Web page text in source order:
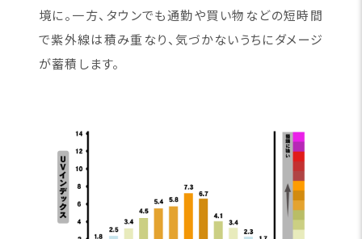
境に。一方、タウンでも通勤や買い物などの短時間
で紫外線は積み重なり、気づかないうちにダメージ
が蓄積します。